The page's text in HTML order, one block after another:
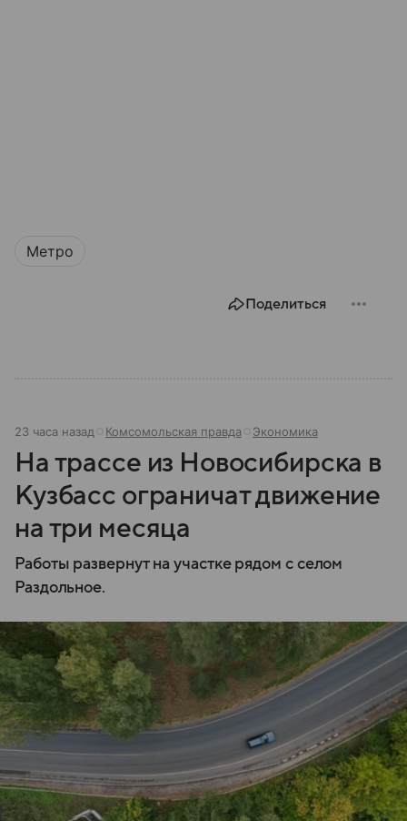
Метро
Поделиться
23 часа назад Комсомольская правда Экономика
На трассе из Новосибирска в
Кузбасс ограничат движение
на три месяца
Работы развернут на участке рядом с селом
Раздольное.